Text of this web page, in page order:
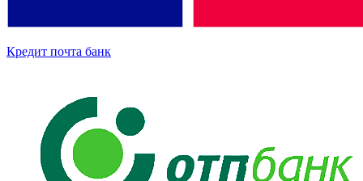
Кредит почта банк